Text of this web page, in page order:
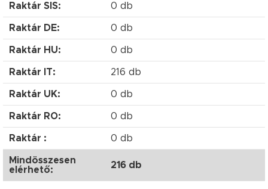
Raktár SIS: 0 db
Raktár DE: 0 db
Raktár HU: 0 db
Raktár IT: 216 db
Raktár UK: 0 db
Raktár RO: 0 db
Raktár : 0 db
Mindösszesen
elérhető:
216 db